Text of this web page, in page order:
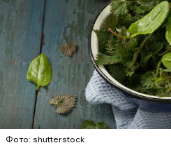
Фото: shutterstock
Опасность же щавеля
содержит большое
которая может